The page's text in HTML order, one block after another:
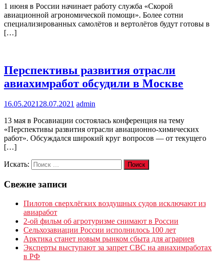
1 июня в России начинает работу служба «Скорой
авиационной агрономической помощи». Более сотни
специализированных самолётов и вертолётов будут готовы в
[…]
Перспективы развития отрасли
авиахимработ обсудили в Москве
16.05.202128.07.2021 admin
13 мая в Росавиации состоялась конференция на тему
«Перспективы развития отрасли авиационно-химических
работ». Обсуждался широкий круг вопросов — от текущего
[…]
Искать: Поиск
Свежие записи
Пилотов сверхлёгких воздушных судов исключают из
авиаработ
2-ой фильм об агротуризме снимают в России
Сельхозавиации России исполнилось 100 лет
Арктика станет новым рынком сбыта для аграриев
Эксперты выступают за запрет СВС на авиахимработах
в РФ